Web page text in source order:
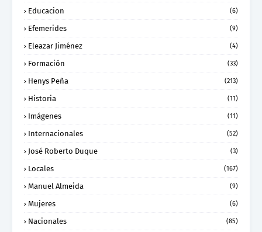
Educacion (6)
Efemerides (9)
Eleazar Jiménez (4)
Formación (33)
Henys Peña (213)
Historia (11)
Imágenes (11)
Internacionales (52)
José Roberto Duque (3)
Locales (167)
Manuel Almeida (9)
Mujeres (6)
Nacionales (85)